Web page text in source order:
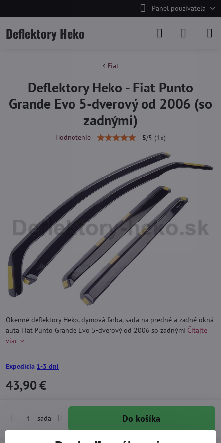
Panel používateľa
Deflektory Heko
Fiat
Deflektory Heko - Fiat Punto
Grande Evo 5-dverový od 2006 (so
zadnými)
Hodnotenie 5/5 (1 x)
Okenné deflektory Heko, dymová farba, sada na predné a zadné okná
auta Fiat Punto Grande Evo 5-dverový od 2006 so zadnými Čítajte
viac
Expedícia 1-3 dni
43,90 €
sada Do košíka